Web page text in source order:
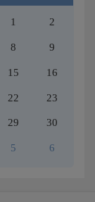
1 2
8 9
15 16
22 23
29 30
5 6